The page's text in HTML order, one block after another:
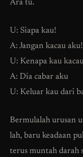
Ara tu.
U: Siapa kau!
A: Jangan kacau aku!
U: Kenapa kau
A: Dia cabar aku
U: Keluar kau dari
Bermulalah urusan
lah, baru keadaan
terus muntah darah